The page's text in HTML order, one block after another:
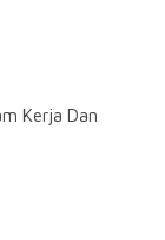
Kerja Dan